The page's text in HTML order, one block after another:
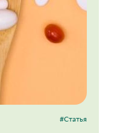
#Статья